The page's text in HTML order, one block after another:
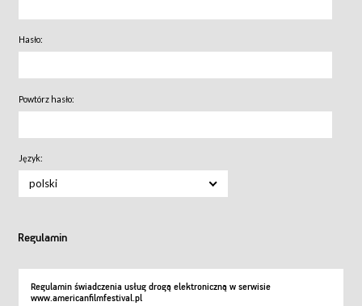
Hasło:
Powtórz hasło:
Język:
polski
Regulamin
Regulamin świadczenia usług drogą elektroniczną w serwisie
www.americanfilmfestival.pl